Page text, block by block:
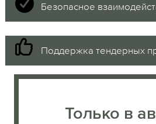
Безопасное
Поддержка тендерных
Только в